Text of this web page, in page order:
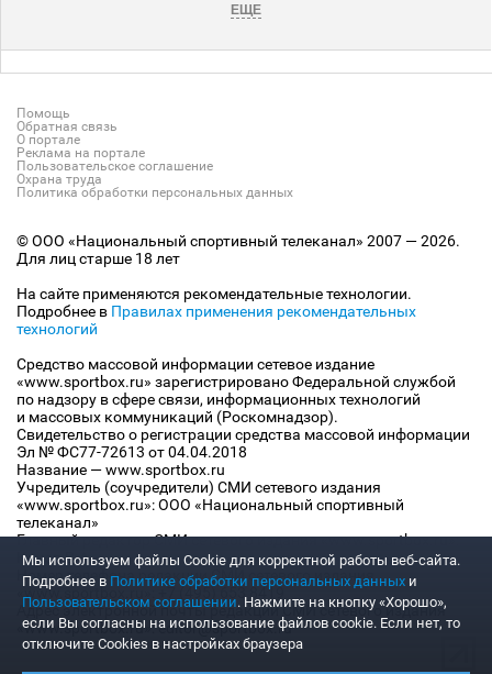
ЕЩЕ
Помощь
Обратная связь
О портале
Реклама на портале
Пользовательское соглашение
Охрана труда
Политика обработки персональных данных
© ООО «Национальный спортивный телеканал» 2007 — 2026.
Для лиц старше 18 лет
На сайте применяются рекомендательные технологии.
Подробнее в Правилах применения рекомендательных
технологий
Средство массовой информации сетевое издание
«www.sportbox.ru» зарегистрировано Федеральной службой
по надзору в сфере связи, информационных технологий
и массовых коммуникаций (Роскомнадзор).
Свидетельство о регистрации средства массовой информации
Эл № ФС77-72613 от 04.04.2018
Название — www.sportbox.ru
Учредитель (соучредители) СМИ сетевого издания
«www.sportbox.ru»: ООО «Национальный спортивный
телеканал»
Главный редактор СМИ сетевого издания «www.sportbox.ru»:
Конов В.А.
Номер телефона редакции СМИ сетевого издания
«www.sportbox.ru»: +7 (495) 653 8419
Адрес электронной почты редакции СМИ сетевого издания
«www.sportbox.ru»: editor@sportbox.ru
Мы используем файлы Сookie для корректной работы веб-сайта.
Подробнее в Политике обработки персональных данных и
Пользовательском соглашении. Нажмите на кнопку «Хорошо»,
если Вы согласны на использование файлов cookie. Если нет, то
отключите Cookies в настройках браузера